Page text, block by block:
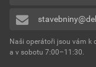
Naši operátoři jsou vám k
a v sobotu 7:00–11:30.